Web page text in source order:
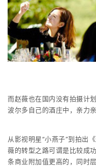
而赵薇也在国内没有拍摄计
波尔多自己的酒庄中，亲力
从影视明星“小燕子”到拍出
薇的转型之路可谓是比较成
条商业附加值更高的，同时